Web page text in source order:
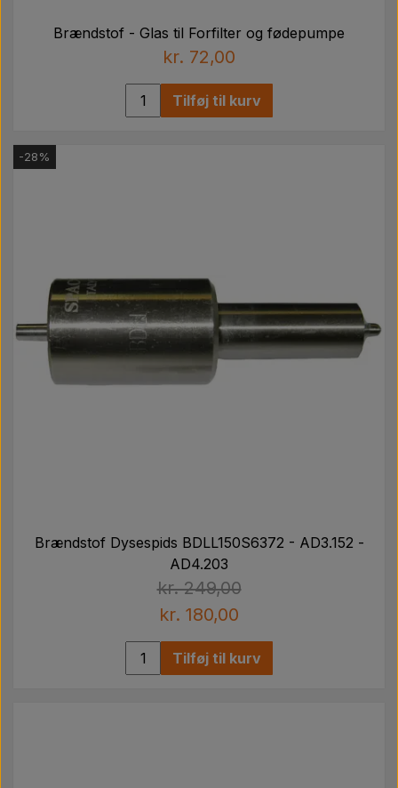
Brændstof - Glas til Forfilter og fødepumpe
kr. 72,00
Tilføj til kurv
-28%
Brændstof Dysespids BDLL150S6372 - AD3.152 -
AD4.203
kr. 249,00
kr. 180,00
Tilføj til kurv